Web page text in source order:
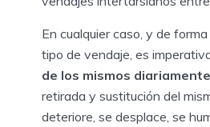
En cualquier caso, y de
tipo de vendaje, es
de los mismos diariamente
retirada y sustitución del
deteriore, se desplace, se